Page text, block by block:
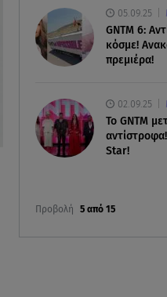
05.09.25
GNTM 6:
κόσμε!
πρεμιέρα!
02.09.25
Το GNTM
Star!
Προβολή 5 από 15